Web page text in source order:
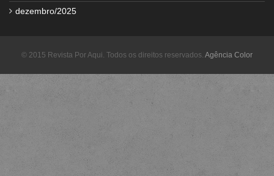
dezembro/2025
© 2015 Revista Por Aqui. Todos os direitos reservados. Agência Color